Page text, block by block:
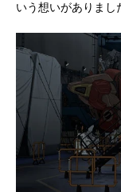
いう想いがありまし